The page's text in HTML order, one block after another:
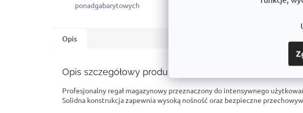
ponadgabarytowych
Opis
Opis szczegółowy produktu
Profesjonalny regał magazynowy przeznaczony do intensywnego
Solidna konstrukcja zapewnia wysoką nośność oraz bezpieczne